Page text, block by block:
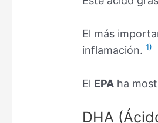
El más
inflamación. 1)
El EPA ha
DHA